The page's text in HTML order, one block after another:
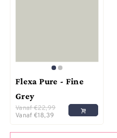
Flexa Pure - Fine
Grey
Vanaf€22,99
Vanaf €18,39